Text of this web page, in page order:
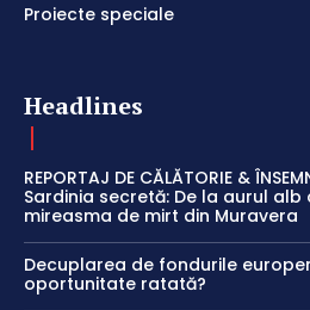
Proiecte speciale
Headlines
REPORTAJ DE CĂLĂTORIE &
Sardinia secretă: De la aurul alb
mireasma de mirt din Muravera
Decuplarea de fondurile
oportunitate ratată?